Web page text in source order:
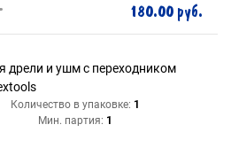
180.00 руб.
дрели и ушм с переходником
Количество в упаковке: 1
Мин. партия: 1